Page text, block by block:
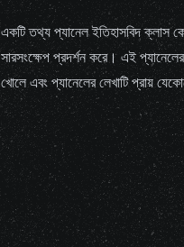
একটি তথ্য প্যানেল ইতিহাসবিদ ক্লাস
সারসংক্ষেপ প্রদর্শন করে। এই
খোলে এবং প্যানেলের লেখাটি প্রায়